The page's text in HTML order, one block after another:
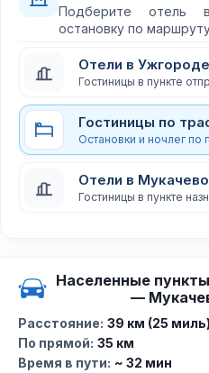
Подберите отель
остановку по
Отели в Ужгороде
Гостиницы в пункте
Гостиницы по
Остановки и ночлег по
Отели в Мукачево
Гостиницы в пункте
Населенные
—
Расстояние: 39 км (25 миль)
По прямой: 35 км
Время в пути: ~ 32 мин